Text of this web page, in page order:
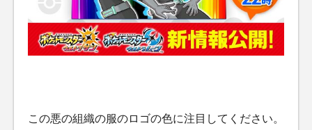
この悪の組織の服のロゴの色に注目してください。